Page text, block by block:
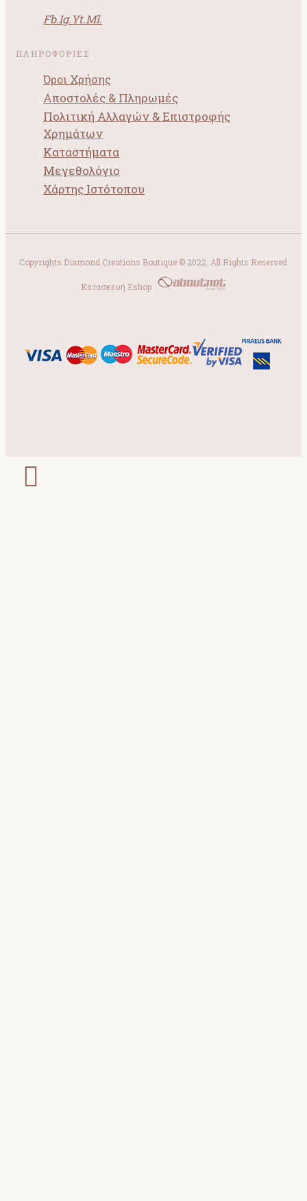
Fb.Ig.Yt.Ml.
ΠΛΗΡΟΦΟΡΙΕΣ
Όροι Χρήσης
Αποστολές & Πληρωμές
Πολιτική Αλλαγών & Επιστροφής
Χρημάτων
Καταστήματα
Μεγεθολόγιο
Χάρτης Ιστότοπου
Copyrights Diamond Creations Boutique © 2022. All Rights Reserved
Κατασκευή Eshop